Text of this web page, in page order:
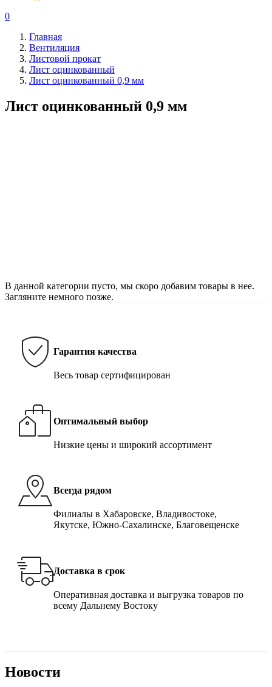
0
Главная
Вентиляция
Листовой прокат
Лист оцинкованный
Лист оцинкованный 0,9 мм
Лист оцинкованный 0,9 мм
В данной категории пусто, мы скоро добавим товары в нее.
Загляните немного позже.
Гарантия качества
Весь товар сертифицирован
Оптимальный выбор
Низкие цены и широкий ассортимент
Всегда рядом
Филиалы в Хабаровске, Владивостоке,
Якутске, Южно-Сахалинске, Благовещенске
Доставка в срок
Оперативная доставка и выгрузка товаров по
всему Дальнему Востоку
Новости